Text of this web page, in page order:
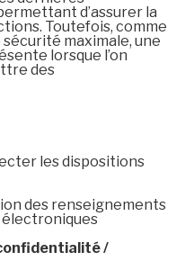
d’assurer la
Toutefois, comme
maximale, une
lorsque l’on
des
les dispositions
des renseignements
électroniques
/